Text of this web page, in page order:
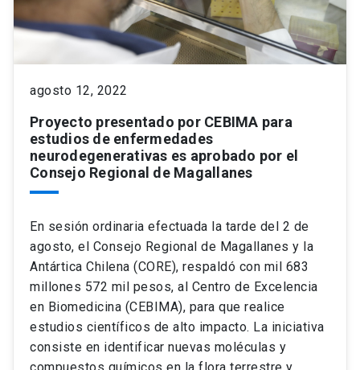
agosto 12, 2022
Proyecto presentado por CEBIMA para
estudios de enfermedades
neurodegenerativas es aprobado por el
Consejo Regional de Magallanes
En sesión ordinaria efectuada la tarde del 2 de
agosto, el Consejo Regional de Magallanes y la
Antártica Chilena (CORE), respaldó con mil 683
millones 572 mil pesos, al Centro de Excelencia
en Biomedicina (CEBIMA), para que realice
estudios científicos de alto impacto. La iniciativa
consiste en identificar nuevas moléculas y